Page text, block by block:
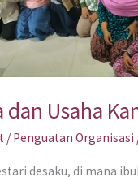
dan Usaha
/ Penguatan Organisasi
desaku, di mana